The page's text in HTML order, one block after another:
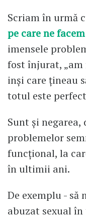
Scriam în urmă
pe care ne
imensele
fost înjurat, „am
inși care țineau
totul este
Sunt și negarea,
problemelor
funcțional, la
în ultimii ani.
De exemplu - să
abuzat sexual